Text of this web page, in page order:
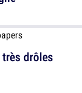
drôles